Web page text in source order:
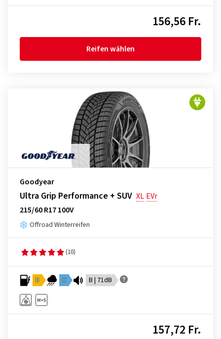
156,56 Fr.
Reifen wählen
Goodyear
Ultra Grip Performance + SUV XL EVr
215/60 R17 100V
Offroad Winterreifen
(10)
D C B | 71dB
157,72 Fr.